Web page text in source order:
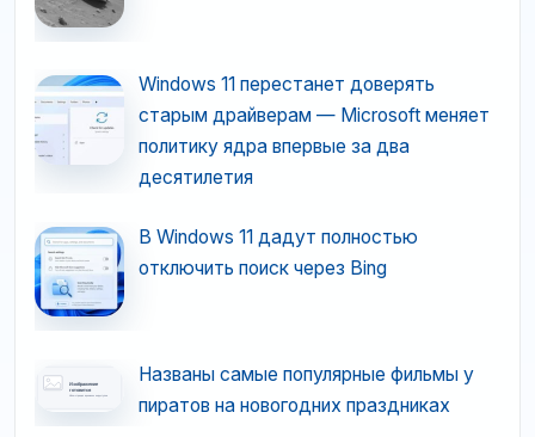
Windows 11 перестанет доверять
старым драйверам — Microsoft меняет
политику ядра впервые за два
десятилетия
В Windows 11 дадут полностью
отключить поиск через Bing
Названы самые популярные фильмы у
пиратов на новогодних праздниках